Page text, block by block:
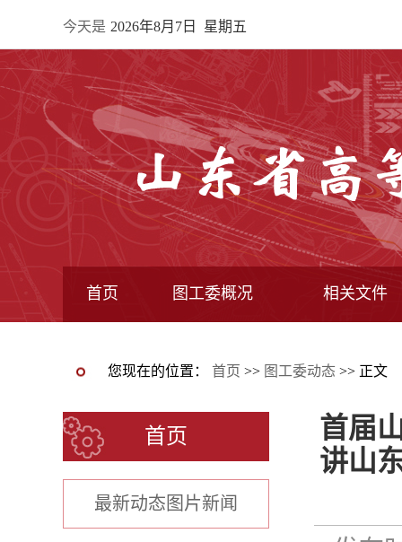
今天是 2026年8月7日 星期五
首页 图工委概况 相关文件
您现在的位置： 首页 >> 图工委动态 >> 正文
首页
最新动态图片新闻
首届
讲山